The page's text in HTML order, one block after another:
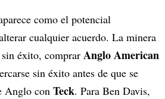
como el potencial
cualquier acuerdo. La minera
éxito, comprar Anglo American
sin éxito antes de que se
Anglo con Teck. Para Ben Davis,